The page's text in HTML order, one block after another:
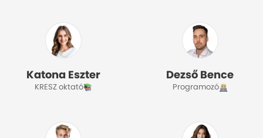
Katona Eszter
KRESZ oktató
Dezső Bence
Programozó